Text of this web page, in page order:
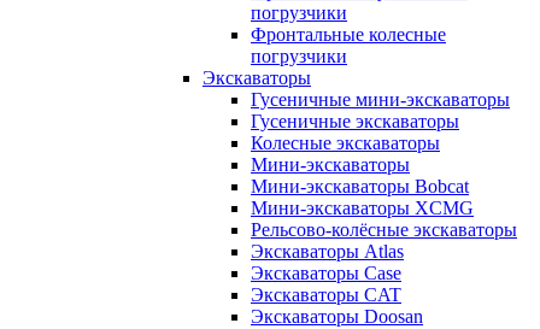
погрузчики
Фронтальные колесные
погрузчики
Экскаваторы
Гусеничные мини-экскаваторы
Гусеничные экскаваторы
Колесные экскаваторы
Мини-экскаваторы
Мини-экскаваторы Bobcat
Мини-экскаваторы XCMG
Рельсово-колёсные экскаваторы
Экскаваторы Atlas
Экскаваторы Case
Экскаваторы CAT
Экскаваторы Doosan